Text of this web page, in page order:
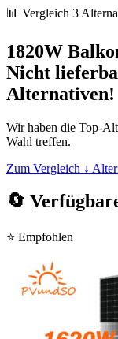
📊 Vergleich 3
1820W
Nicht
Alternativen!
Wir haben die Top-
Wahl treffen.
Zum Vergleich ↓
🔄
⭐ Empfohlen